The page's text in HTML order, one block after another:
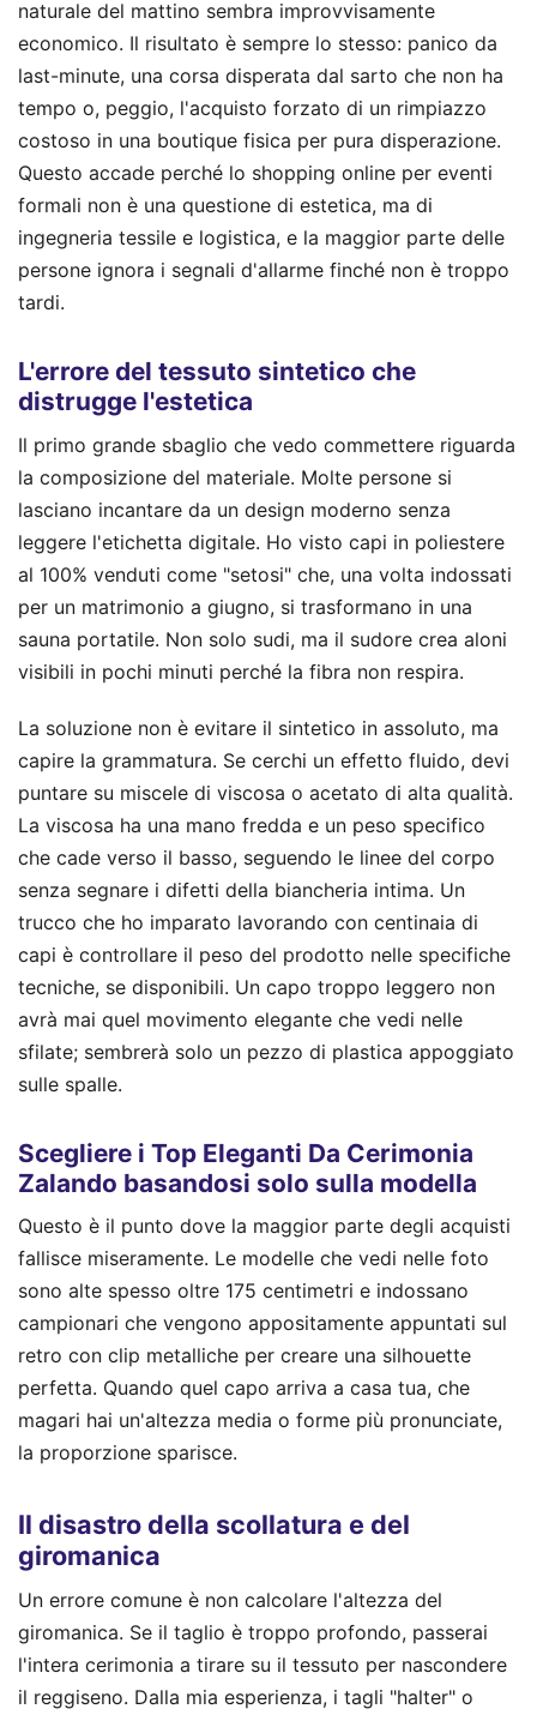
naturale del mattino sembra improvvisamente
economico. Il risultato è sempre lo stesso: panico da
last-minute, una corsa disperata dal sarto che non ha
tempo o, peggio, l'acquisto forzato di un rimpiazzo
costoso in una boutique fisica per pura disperazione.
Questo accade perché lo shopping online per eventi
formali non è una questione di estetica, ma di
ingegneria tessile e logistica, e la maggior parte delle
persone ignora i segnali d'allarme finché non è troppo
tardi.
L'errore del tessuto sintetico che
distrugge l'estetica
Il primo grande sbaglio che vedo commettere riguarda
la composizione del materiale. Molte persone si
lasciano incantare da un design moderno senza
leggere l'etichetta digitale. Ho visto capi in poliestere
al 100% venduti come "setosi" che, una volta indossati
per un matrimonio a giugno, si trasformano in una
sauna portatile. Non solo sudi, ma il sudore crea aloni
visibili in pochi minuti perché la fibra non respira.
La soluzione non è evitare il sintetico in assoluto, ma
capire la grammatura. Se cerchi un effetto fluido, devi
puntare su miscele di viscosa o acetato di alta qualità.
La viscosa ha una mano fredda e un peso specifico
che cade verso il basso, seguendo le linee del corpo
senza segnare i difetti della biancheria intima. Un
trucco che ho imparato lavorando con centinaia di
capi è controllare il peso del prodotto nelle specifiche
tecniche, se disponibili. Un capo troppo leggero non
avrà mai quel movimento elegante che vedi nelle
sfilate; sembrerà solo un pezzo di plastica appoggiato
sulle spalle.
Scegliere i Top Eleganti Da Cerimonia
Zalando basandosi solo sulla modella
Questo è il punto dove la maggior parte degli acquisti
fallisce miseramente. Le modelle che vedi nelle foto
sono alte spesso oltre 175 centimetri e indossano
campionari che vengono appositamente appuntati sul
retro con clip metalliche per creare una silhouette
perfetta. Quando quel capo arriva a casa tua, che
magari hai un'altezza media o forme più pronunciate,
la proporzione sparisce.
Il disastro della scollatura e del
giromanica
Un errore comune è non calcolare l'altezza del
giromanica. Se il taglio è troppo profondo, passerai
l'intera cerimonia a tirare su il tessuto per nascondere
il reggiseno. Dalla mia esperienza, i tagli "halter" o